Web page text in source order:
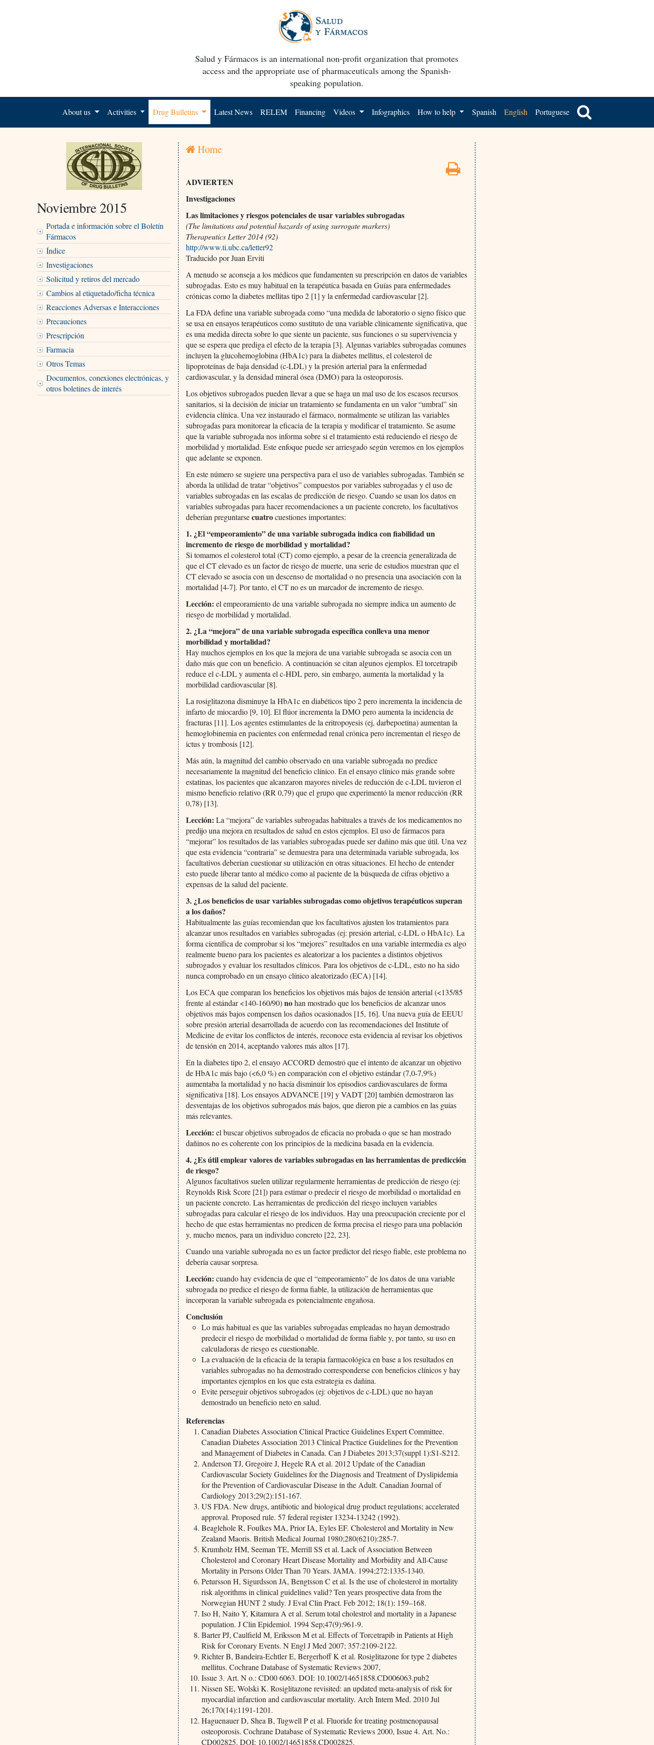
Salud y Fármacos is an international non-profit organization that promotes
access and the appropriate use of pharmaceuticals among the Spanish-
speaking population.
About us Activities Drug Bulletins Latest News RELEM Financing Videos Infographics How to help Spanish English Portuguese
Noviembre 2015
Portada e información sobre el Boletín
Fármacos
Índice
Investigaciones
Solicitud y retiros del mercado
Cambios al etiquetado/ficha técnica
Reacciones Adversas e Interacciones
Precauciones
Prescripción
Farmacia
Otros Temas
Documentos, conexiones electrónicas, y
otros boletines de interés
Home
ADVIERTEN
Investigaciones
Las limitaciones y riesgos potenciales de usar variables subrogadas
(The limitations and potential hazards of using surrogate markers)
Therapeutics Letter 2014 (92)
http://www.ti.ubc.ca/letter92
Traducido por Juan Erviti
A menudo se aconseja a los médicos que fundamenten su prescripción en datos de variables
subrogadas. Esto es muy habitual en la terapéutica basada en Guías para enfermedades
crónicas como la diabetes mellitas tipo 2 [1] y la enfermedad cardiovascular [2].
La FDA define una variable subrogada como “una medida de laboratorio o signo físico que
se usa en ensayos terapéuticos como sustituto de una variable clínicamente significativa, que
es una medida directa sobre lo que siente un paciente, sus funciones o su supervivencia y
que se espera que prediga el efecto de la terapia [3]. Algunas variables subrogadas comunes
incluyen la glucohemoglobina (HbA1c) para la diabetes mellitus, el colesterol de
lipoproteínas de baja densidad (c-LDL) y la presión arterial para la enfermedad
cardiovascular, y la densidad mineral ósea (DMO) para la osteoporosis.
Los objetivos subrogados pueden llevar a que se haga un mal uso de los escasos recursos
sanitarios, si la decisión de iniciar un tratamiento se fundamenta en un valor “umbral” sin
evidencia clínica. Una vez instaurado el fármaco, normalmente se utilizan las variables
subrogadas para monitorear la eficacia de la terapia y modificar el tratamiento. Se asume
que la variable subrogada nos informa sobre si el tratamiento está reduciendo el riesgo de
morbilidad y mortalidad. Este enfoque puede ser arriesgado según veremos en los ejemplos
que adelante se exponen.
En este número se sugiere una perspectiva para el uso de variables subrogadas. También se
aborda la utilidad de tratar “objetivos” compuestos por variables subrogadas y el uso de
variables subrogadas en las escalas de predicción de riesgo. Cuando se usan los datos en
variables subrogadas para hacer recomendaciones a un paciente concreto, los facultativos
deberían preguntarsecuatrocuestiones importantes:
1. ¿El “empeoramiento” de una variable subrogada indica con fiabilidad un
incremento de riesgo de morbilidad y mortalidad?
Si tomamos el colesterol total (CT) como ejemplo, a pesar de la creencia generalizada de
que el CT elevado es un factor de riesgo de muerte, una serie de estudios muestran que el
CT elevado se asocia con un descenso de mortalidad o no presencia una asociación con la
mortalidad [4-7]. Por tanto, el CT no es un marcador de incremento de riesgo.
Lección: el empeoramiento de una variable subrogada no siempre indica un aumento de
riesgo de morbilidad y mortalidad.
2. ¿La “mejora” de una variable subrogada específica conlleva una menor
morbilidad y mortalidad?
Hay muchos ejemplos en los que la mejora de una variable subrogada se asocia con un
daño más que con un beneficio. A continuación se citan algunos ejemplos. El torcetrapib
reduce el c-LDL y aumenta el c-HDL pero, sin embargo, aumenta la mortalidad y la
morbilidad cardiovascular [8].
La rosiglitazona disminuye la HbA1c en diabéticos tipo 2 pero incrementa la incidencia de
infarto de miocardio [9, 10]. El flúor incrementa la DMO pero aumenta la incidencia de
fracturas [11]. Los agentes estimulantes de la eritropoyesis (ej, darbepoetina) aumentan la
hemoglobinemia en pacientes con enfermedad renal crónica pero incrementan el riesgo de
ictus y trombosis [12].
Más aún, la magnitud del cambio observado en una variable subrogada no predice
necesariamente la magnitud del beneficio clínico. En el ensayo clínico más grande sobre
estatinas, los pacientes que alcanzaron mayores niveles de reducción de c-LDL tuvieron el
mismo beneficio relativo (RR 0,79) que el grupo que experimentó la menor reducción (RR
0,78) [13].
Lección: La “mejora” de variables subrogadas habituales a través de los medicamentos no
predijo una mejora en resultados de salud en estos ejemplos. El uso de fármacos para
“mejorar” los resultados de las variables subrogadas puede ser dañino más que útil. Una vez
que esta evidencia “contraria” se demuestra para una determinada variable subrogada, los
facultativos deberían cuestionar su utilización en otras situaciones. El hecho de entender
esto puede liberar tanto al médico como al paciente de la búsqueda de cifras objetivo a
expensas de la salud del paciente.
3. ¿Los beneficios de usar variables subrogadas como objetivos terapéuticos superan
a los daños?
Habitualmente las guías recomiendan que los facultativos ajusten los tratamientos para
alcanzar unos resultados en variables subrogadas (ej: presión arterial, c-LDL o HbA1c). La
forma científica de comprobar si los “mejores” resultados en una variable intermedia es algo
realmente bueno para los pacientes es aleatorizar a los pacientes a distintos objetivos
subrogados y evaluar los resultados clínicos. Para los objetivos de c-LDL, esto no ha sido
nunca comprobado en un ensayo clínico aleatorizado (ECA) [14].
Los ECA que comparan los beneficios los objetivos más bajos de tensión arterial (<135/85
frente al estándar <140-160/90)nohan mostrado que los beneficios de alcanzar unos
objetivos más bajos compensen los daños ocasionados [15, 16]. Una nueva guía de EEUU
sobre presión arterial desarrollada de acuerdo con las recomendaciones del Institute of
Medicine de evitar los conflictos de interés, reconoce esta evidencia al revisar los objetivos
de tensión en 2014, aceptando valores más altos [17].
En la diabetes tipo 2, el ensayo ACCORD demostró que el intento de alcanzar un objetivo
de HbA1c más bajo (<6,0 %) en comparación con el objetivo estándar (7,0-7,9%)
aumentaba la mortalidad y no hacía disminuir los episodios cardiovasculares de forma
significativa [18]. Los ensayos ADVANCE [19] y VADT [20] también demostraron las
desventajas de los objetivos subrogados más bajos, que dieron pie a cambios en las guías
más relevantes.
Lección: el buscar objetivos subrogados de eficacia no probada o que se han mostrado
dañinos no es coherente con los principios de la medicina basada en la evidencia.
4. ¿Es útil emplear valores de variables subrogadas en las herramientas de predicción
de riesgo?
Algunos facultativos suelen utilizar regularmente herramientas de predicción de riesgo (ej:
Reynolds Risk Score [21]) para estimar o predecir el riesgo de morbilidad o mortalidad en
un paciente concreto. Las herramientas de predicción del riesgo incluyen variables
subrogadas para calcular el riesgo de los individuos. Hay una preocupación creciente por el
hecho de que estas herramientas no predicen de forma precisa el riesgo para una población
y, mucho menos, para un individuo concreto [22, 23].
Cuando una variable subrogada no es un factor predictor del riesgo fiable, este problema no
debería causar sorpresa.
Lección: cuando hay evidencia de que el “empeoramiento” de los datos de una variable
subrogada no predice el riesgo de forma fiable, la utilización de herramientas que
incorporan la variable subrogada es potencialmente engañosa.
Conclusión
Lo más habitual es que las variables subrogadas empleadas no hayan demostrado
predecir el riesgo de morbilidad o mortalidad de forma fiable y, por tanto, su uso en
calculadoras de riesgo es cuestionable.
La evaluación de la eficacia de la terapia farmacológica en base a los resultados en
variables subrogadas no ha demostrado corresponderse con beneficios clínicos y hay
importantes ejemplos en los que esta estrategia es dañina.
Evite perseguir objetivos subrogados (ej: objetivos de c-LDL) que no hayan
demostrado un beneficio neto en salud.
Referencias
Canadian Diabetes Association Clinical Practice Guidelines Expert Committee.
Canadian Diabetes Association 2013 Clinical Practice Guidelines for the Prevention
and Management of Diabetes in Canada. Can J Diabetes 2013;37(suppl 1):S1-S212.
Anderson TJ, Gregoire J, Hegele RA et al. 2012 Update of the Canadian
Cardiovascular Society Guidelines for the Diagnosis and Treatment of Dyslipidemia
for the Prevention of Cardiovascular Disease in the Adult. Canadian Journal of
Cardiology 2013;29(2):151-167.
US FDA. New drugs, antibiotic and biological drug product regulations; accelerated
approval. Proposed rule. 57 federal register 13234-13242 (1992).
Beaglehole R, Foulkes MA, Prior IA, Eyles EF. Cholesterol and Mortality in New
Zealand Maoris. British Medical Journal 1980;280(6210):285-7.
Krumholz HM, Seeman TE, Merrill SS et al. Lack of Association Between
Cholesterol and Coronary Heart Disease Mortality and Morbidity and All-Cause
Mortality in Persons Older Than 70 Years. JAMA. 1994;272:1335-1340.
Petursson H, Sigurdsson JA, Bengtsson C et al. Is the use of cholesterol in mortality
risk algorithms in clinical guidelines valid? Ten years prospective data from the
Norwegian HUNT 2 study. J Eval Clin Pract. Feb 2012; 18(1): 159–168.
Iso H, Naito Y, Kitamura A et al. Serum total cholestrol and mortality in a Japanese
population. J Clin Epidemiol. 1994 Sep;47(9):961-9.
Barter PJ, Caulfield M, Eriksson M et al. Effects of Torcetrapib in Patients at High
Risk for Coronary Events. N Engl J Med 2007; 357:2109-2122.
Richter B, Bandeira-Echtler E, Bergerhoff K et al. Rosiglitazone for type 2 diabetes
mellitus. Cochrane Database of Systematic Reviews 2007,
Issue 3. Art. N o.: CD00 6063. DOI: 10.1002/14651858.CD006063.pub2
Nissen SE, Wolski K. Rosiglitazone revisited: an updated meta-analysis of risk for
myocardial infarction and cardiovascular mortality. Arch Intern Med. 2010 Jul
26;170(14):1191-1201.
Haguenauer D, Shea B, Tugwell P et al. Fluoride for treating postmenopausal
osteoporosis. Cochrane Database of Systematic Reviews 2000, Issue 4. Art. No.:
CD002825. DOI: 10.1002/14651858.CD002825.